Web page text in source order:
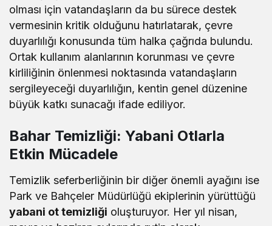
olması için vatandaşların da bu sürece destek
vermesinin kritik olduğunu hatırlatarak, çevre
duyarlılığı konusunda tüm halka çağrıda bulundu.
Ortak kullanım alanlarının korunması ve çevre
kirliliğinin önlenmesi noktasında vatandaşların
sergileyeceği duyarlılığın, kentin genel düzenine
büyük katkı sunacağı ifade ediliyor.
Bahar Temizliği: Yabani Otlarla
Etkin Mücadele
Temizlik seferberliğinin bir diğer önemli ayağını ise
Park ve Bahçeler Müdürlüğü ekiplerinin yürüttüğü
yabani ot temizliği oluşturuyor. Her yıl nisan,